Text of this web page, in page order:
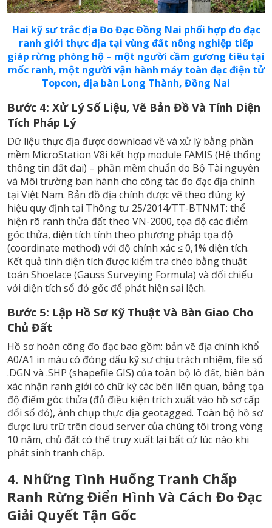
Hai kỹ sư trắc địa Đo Đạc Đồng Nai phối hợp đo đạc
ranh giới thực địa tại vùng đất nông nghiệp tiếp
giáp rừng phòng hộ – một người cầm gương tiêu tại
mốc ranh, một người vận hành máy toàn đạc điện tử
Topcon, địa bàn Long Thành, Đồng Nai
Bước 4: Xử Lý Số Liệu, Vẽ Bản Đồ Và Tính Diện
Tích Pháp Lý
Dữ liệu thực địa được download về và xử lý bằng phần
mềm MicroStation V8i kết hợp module FAMIS (Hệ thống
thông tin đất đai) – phần mềm chuẩn do Bộ Tài nguyên
và Môi trường ban hành cho công tác đo đạc địa chính
tại Việt Nam. Bản đồ địa chính được vẽ theo đúng ký
hiệu quy định tại Thông tư 25/2014/TT-BTNMT: thể
hiện rõ ranh thửa đất theo VN-2000, tọa độ các điểm
góc thửa, diện tích tính theo phương pháp tọa độ
(coordinate method) với độ chính xác ≤ 0,1% diện tích.
Kết quả tính diện tích được kiểm tra chéo bằng thuật
toán Shoelace (Gauss Surveying Formula) và đối chiếu
với diện tích sổ đỏ gốc để phát hiện sai lệch.
Bước 5: Lập Hồ Sơ Kỹ Thuật Và Bàn Giao Cho
Chủ Đất
Hồ sơ hoàn công đo đạc bao gồm: bản vẽ địa chính khổ
A0/A1 in màu có đóng dấu kỹ sư chịu trách nhiệm, file số
.DGN và .SHP (shapefile GIS) của toàn bộ lô đất, biên bản
xác nhận ranh giới có chữ ký các bên liên quan, bảng tọa
độ điểm góc thửa (đủ điều kiện trích xuất vào hồ sơ cấp
đổi sổ đỏ), ảnh chụp thực địa geotagged. Toàn bộ hồ sơ
được lưu trữ trên cloud server của chúng tôi trong vòng
10 năm, chủ đất có thể truy xuất lại bất cứ lúc nào khi
phát sinh tranh chấp.
4. Những Tình Huống Tranh Chấp
Ranh Rừng Điển Hình Và Cách Đo Đạc
Giải Quyết Tận Gốc